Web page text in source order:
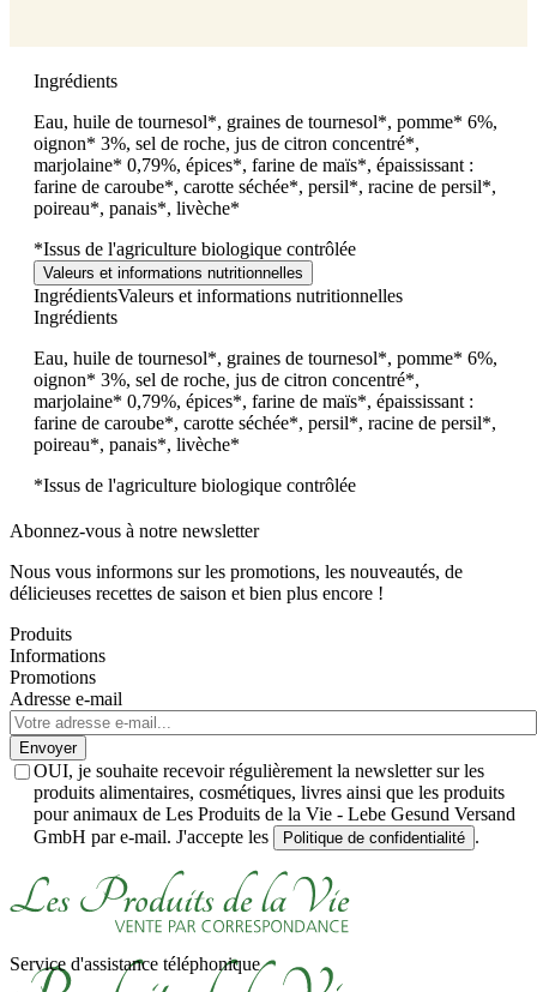
Ingrédients
Eau, huile de tournesol*, graines de tournesol*, pomme* 6%,
oignon* 3%, sel de roche, jus de citron concentré*,
marjolaine* 0,79%, épices*, farine de maïs*, épaississant :
farine de caroube*, carotte séchée*, persil*, racine de persil*,
poireau*, panais*, livèche*
*Issus de l'agriculture biologique contrôlée
Valeurs et informations nutritionnelles
IngrédientsValeurs et informations nutritionnelles
Ingrédients
Eau, huile de tournesol*, graines de tournesol*, pomme* 6%,
oignon* 3%, sel de roche, jus de citron concentré*,
marjolaine* 0,79%, épices*, farine de maïs*, épaississant :
farine de caroube*, carotte séchée*, persil*, racine de persil*,
poireau*, panais*, livèche*
*Issus de l'agriculture biologique contrôlée
Abonnez-vous à notre newsletter
Nous vous informons sur les promotions, les nouveautés, de
délicieuses recettes de saison et bien plus encore !
Produits
Informations
Promotions
Adresse e-mail
Envoyer
OUI, je souhaite recevoir régulièrement la newsletter sur les
produits alimentaires, cosmétiques, livres ainsi que les produits
pour animaux de Les Produits de la Vie - Lebe Gesund Versand
GmbH par e-mail. J'accepte les
Politique de confidentialité .
Service d'assistance téléphonique